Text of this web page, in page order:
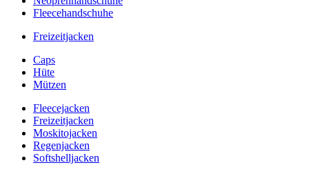
Fleecehandschuhe
Freizeitjacken
Caps
Hüte
Mützen
Fleecejacken
Freizeitjacken
Moskitojacken
Regenjacken
Softshelljacken